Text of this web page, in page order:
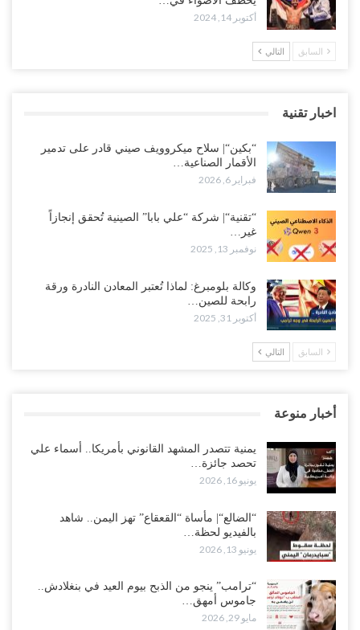
أكتوبر 14, 2024
السابق التالي
اخبار تقنية
“بكين“| سلاح ميكروويف صيني قادر على تدمير
الأقمار الصناعية…
فبراير 6, 2026
“تقنية“| شركة “علي بابا” الصينية تُحقق إنجازاً
غير…
نوفمبر 13, 2025
وكالة بلومبرغ: لماذا تُعتبر المعادن النادرة ورقة
رابحة للصين…
أكتوبر 31, 2025
السابق التالي
أخبار منوعة
يمنية تتصدر المشهد القانوني بأمريكا.. أسماء علي
تحصد جائزة…
يونيو 16, 2026
“الضالع“| مأساة “القعقاع” تهز اليمن.. شاهد
بالفيديو لحظة…
يونيو 13, 2026
“ترامب” ينجو من الذبح بيوم العيد في بنغلادش..
جاموس أمهق…
مايو 29, 2026